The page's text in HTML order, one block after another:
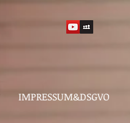
IMPRESSUM&DSGVO